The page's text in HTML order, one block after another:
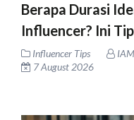
Berapa Durasi
Influencer? Ini
Influencer Tips
7 August 2026